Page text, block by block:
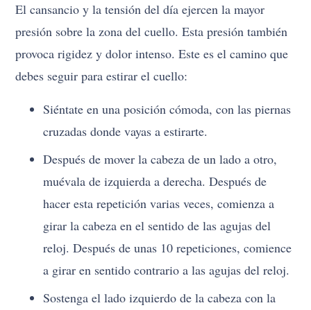
El cansancio y la tensión del día ejercen la mayor
presión sobre la zona del cuello. Esta presión también
provoca rigidez y dolor intenso. Este es el camino que
debes seguir para estirar el cuello:
Siéntate en una posición cómoda, con las piernas
cruzadas donde vayas a estirarte.
Después de mover la cabeza de un lado a otro,
muévala de izquierda a derecha. Después de
hacer esta repetición varias veces, comienza a
girar la cabeza en el sentido de las agujas del
reloj. Después de unas 10 repeticiones, comience
a girar en sentido contrario a las agujas del reloj.
Sostenga el lado izquierdo de la cabeza con la